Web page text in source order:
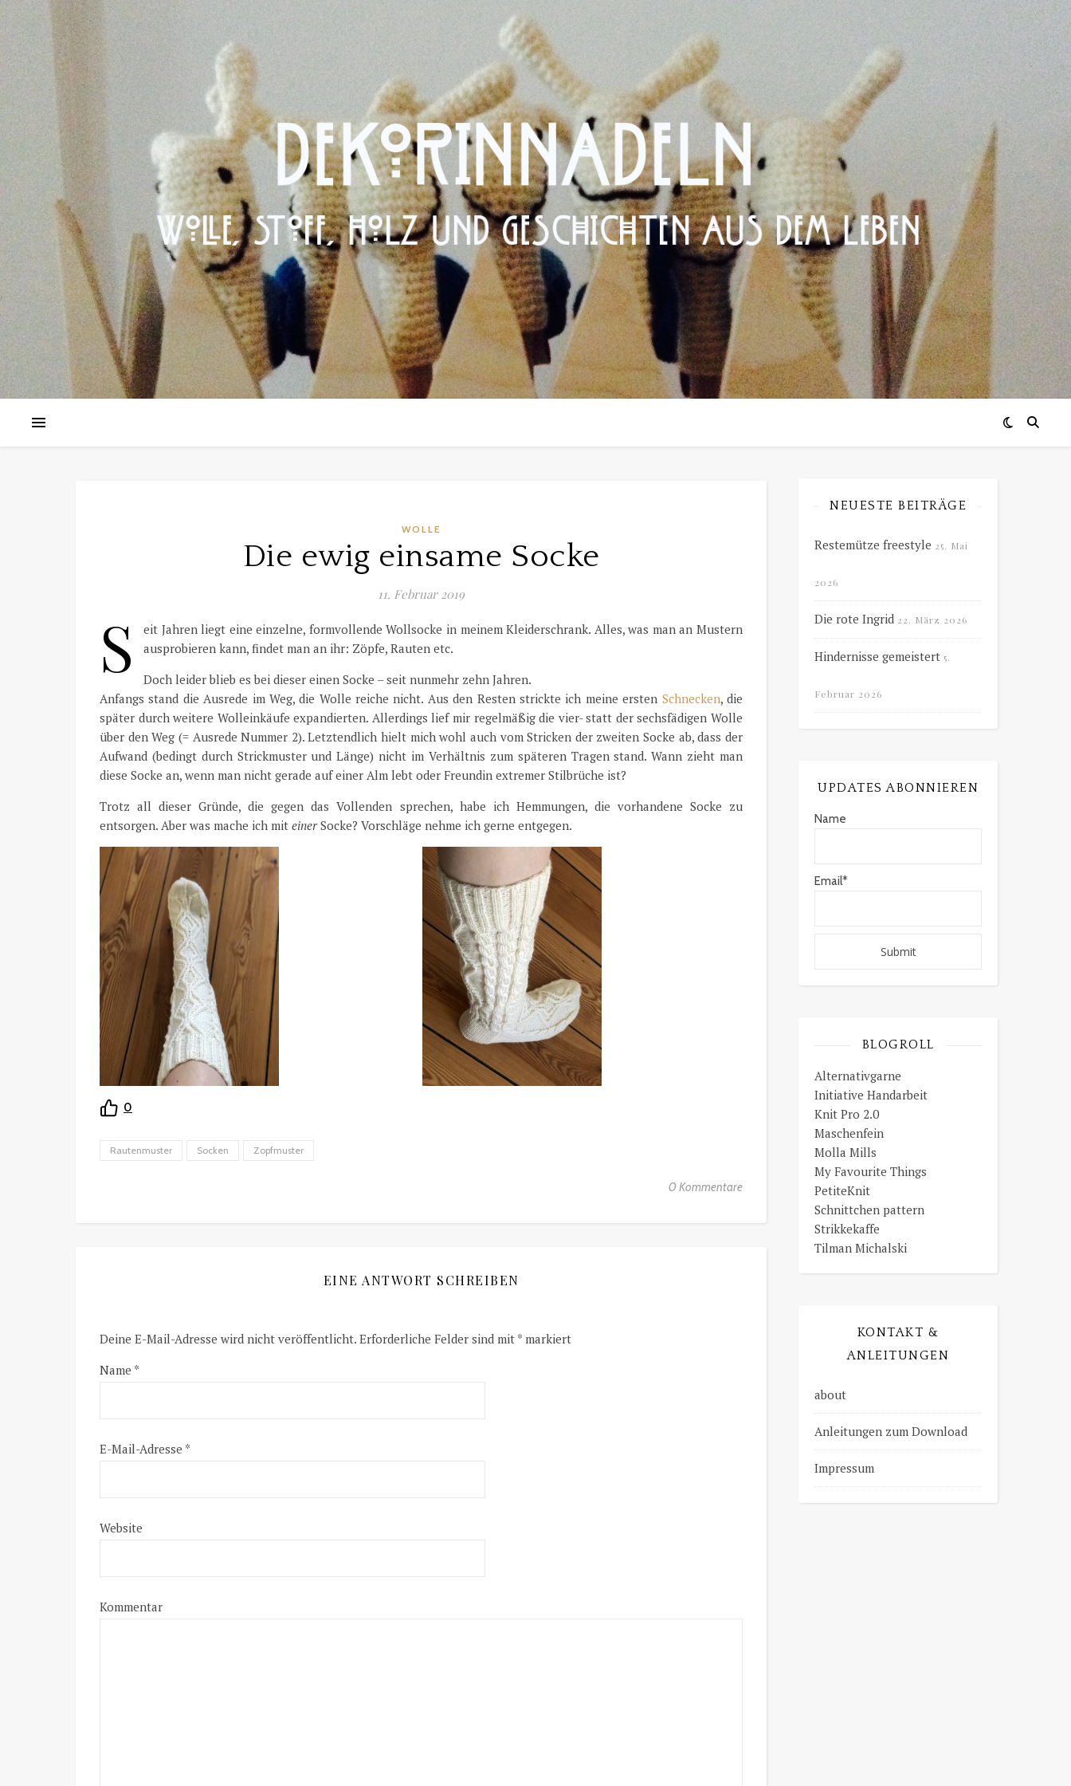
WOLLE
Die ewig einsame Socke
11. Februar 2019
S
eit Jahren liegt eine einzelne, formvollende Wollsocke in meinem Kleiderschrank. Alles, was man an Mustern
ausprobieren kann, findet man an ihr: Zöpfe, Rauten etc.
Doch leider blieb es bei dieser einen Socke – seit nunmehr zehn Jahren.
Anfangs stand die Ausrede im Weg, die Wolle reiche nicht. Aus den Resten strickte ich meine ersten Schnecken, die
später durch weitere Wolleinkäufe expandierten. Allerdings lief mir regelmäßig die vier- statt der sechsfädigen Wolle
über den Weg (= Ausrede Nummer 2). Letztendlich hielt mich wohl auch vom Stricken der zweiten Socke ab, dass der
Aufwand (bedingt durch Strickmuster und Länge) nicht im Verhältnis zum späteren Tragen stand. Wann zieht man
diese Socke an, wenn man nicht gerade auf einer Alm lebt oder Freundin extremer Stilbrüche ist?
Trotz all dieser Gründe, die gegen das Vollenden sprechen, habe ich Hemmungen, die vorhandene Socke zu
entsorgen. Aber was mache ich mit einerSocke? Vorschläge nehme ich gerne entgegen.
0
Rautenmuster Socken Zopfmuster
0 Kommentare
EINE ANTWORT SCHREIBEN
Deine E-Mail-Adresse wird nicht veröffentlicht. Erforderliche Felder sind mit * markiert
Name *
E-Mail-Adresse *
Website
Kommentar
NEUESTE BEITRÄGE
Restemütze freestyle 25. Mai
2026
Die rote Ingrid 22. März 2026
Hindernisse gemeistert 5.
Februar 2026
UPDATES ABONNIEREN
Name
Email*
BLOGROLL
Alternativgarne
Initiative Handarbeit
Knit Pro 2.0
Maschenfein
Molla Mills
My Favourite Things
PetiteKnit
Schnittchen pattern
Strikkekaffe
Tilman Michalski
KONTAKT &
ANLEITUNGEN
about
Anleitungen zum Download
Impressum